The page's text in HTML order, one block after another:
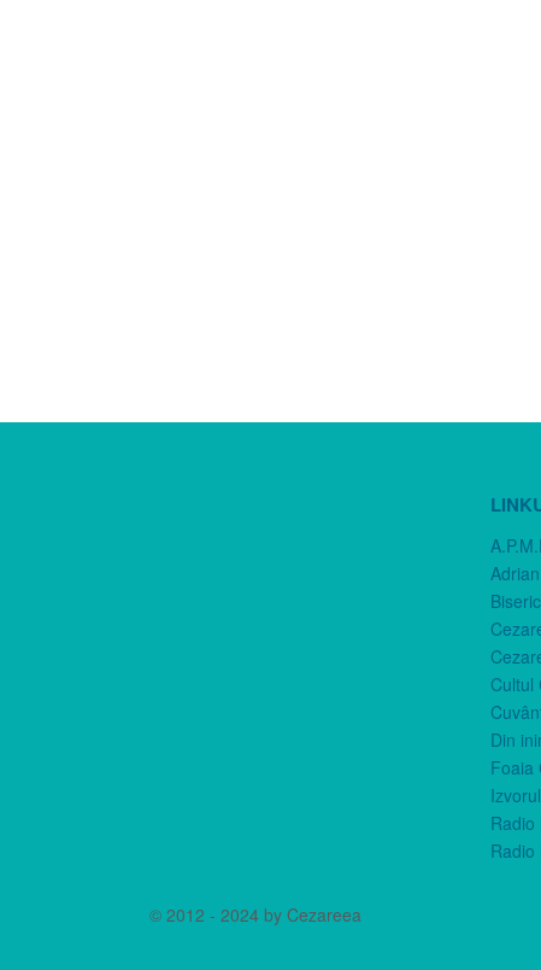
Cultul
Din
Foaia
Radio
Radio
© 2012 - 2024 by Cezareea